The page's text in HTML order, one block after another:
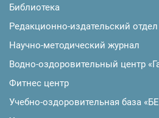
Библиотека
Редакционно-издательский отдел
Научно-методический журнал
Водно-оздоровительный центр
Фитнес центр
Учебно-оздоровительная база